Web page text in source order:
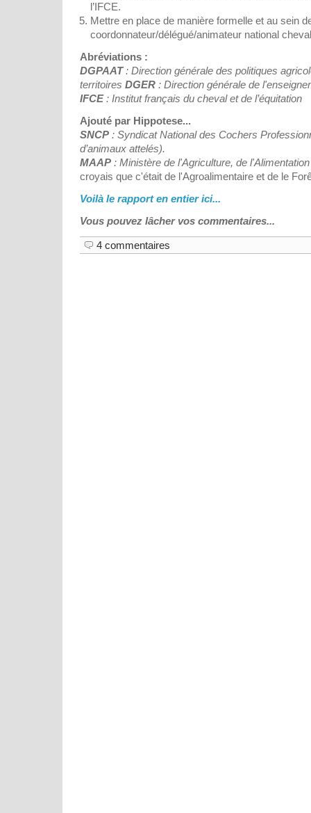
l’IFCE.
Mettre en place de manière formelle et au sein
coordonnateur/délégué/animateur national
Abréviations :
DGPAAT: Direction générale des politiques
territoires DGER : Direction générale de
IFCE: Institut français du cheval et de l’équitation
Ajouté par Hippotese...
SNCP : Syndicat National des Cochers
d’animaux attelés).
MAAP : Ministère de l'Agriculture, de
croyais que c'était de l'Agroalimentaire et de le
Voilà le rapport en entier ici...
Vous pouvez lâcher vos commentaires...
4 commentaires